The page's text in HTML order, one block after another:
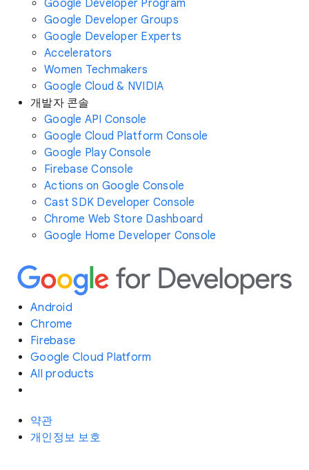
Google Developer Program
Google Developer Groups
Google Developer Experts
Accelerators
Women Techmakers
Google Cloud & NVIDIA
개발자 콘솔
Google API Console
Google Cloud Platform Console
Google Play Console
Firebase Console
Actions on Google Console
Cast SDK Developer Console
Chrome Web Store Dashboard
Google Home Developer Console
Android
Chrome
Firebase
Google Cloud Platform
All products
약관
개인정보 보호